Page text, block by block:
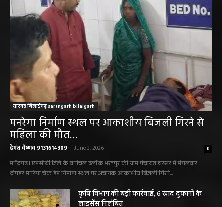
सारंगढ़ बिलाईगढ़ sarangarh bilaigarh
मनरेगा निर्माण स्थल पर आकाशीय बिजली गिरने से
महिला की मौत…
हेमंत वैष्णव 9131614309 June 3, 2026 0
मनेंद्रगढ़। एमसीबी जिले के वनांचल ब्लॉक भरतपुर की ग्राम पंचायत चरखर में मंगलवार
दोपहर मनरेगा चेक डेम निर्माण स्थल पर अचानक आकाशीय बिजली गिरने...
कृषि विभाग की बड़ी कार्रवाई, 6 खाद दुकानों के
लाइसेंस निलंबित